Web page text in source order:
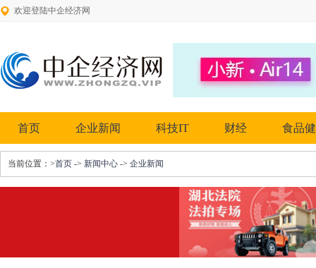
欢迎登陆中企经济网
首页 企业新闻 科技IT 财经 食品
当前位置： >首页 -> 新闻中心 -> 企业新闻